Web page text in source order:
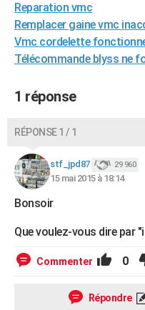
Alimentation
Guide de la santé
Maladies
Médicaments
Sommeil
VOYAGE
Destinations
City break
Voyage nature
Voyage de noces
Forum
Climat
+PHOTO
BONS PLANS
CARTE DE VOEUX
Carte de Noël
Carte Bonne année
Carte Saint-Valentin
Carte Pâques
Carte d'anniversaire
DICTIONNAIRE
Dictionnaire
Biographies
Citations
Expressions
Proverbes
AVIS DE DÉCÈS
Reparation vmc
Remplacer gaine vmc
Vmc cordelette
Télécommande blyss ne
1 réponse
RÉPONSE 1 / 1
stf_jpd87 29 960
15 mai 2015 à 18:14
Bonsoir
Que voulez-vous dire par
Commenter 0
Répondre